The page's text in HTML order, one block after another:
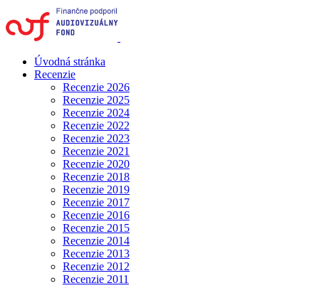
Úvodná stránka
Recenzie
Recenzie 2026
Recenzie 2025
Recenzie 2024
Recenzie 2022
Recenzie 2023
Recenzie 2021
Recenzie 2020
Recenzie 2018
Recenzie 2019
Recenzie 2017
Recenzie 2016
Recenzie 2015
Recenzie 2014
Recenzie 2013
Recenzie 2012
Recenzie 2011